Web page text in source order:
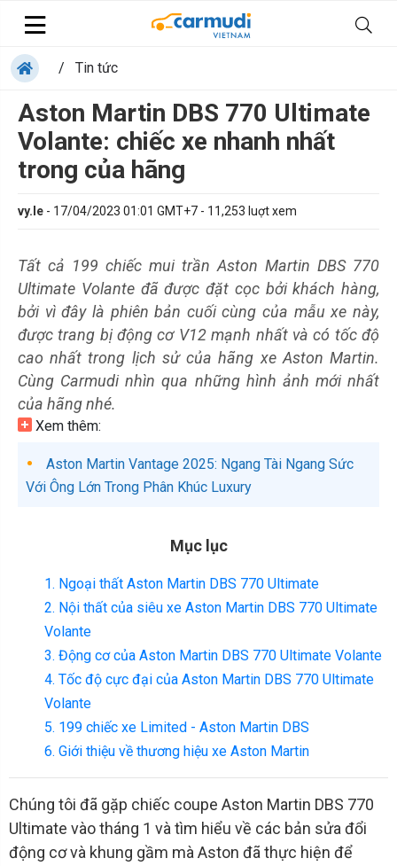
/ Tin tức
Aston Martin DBS 770 Ultimate
Volante: chiếc xe nhanh nhất
trong của hãng
vy.le - 17/04/2023 01:01 GMT+7 - 11,253 luợt xem
Tất cả 199 chiếc mui trần Aston Martin DBS 770
Ultimate Volante đã được đặt cọc bởi khách hàng,
bởi vì đây là phiên bản cuối cùng của mẫu xe này,
được trang bị động cơ V12 mạnh nhất và có tốc độ
cao nhất trong lịch sử của hãng xe Aston Martin.
Cùng Carmudi nhìn qua những hình ảnh mới nhất
của hãng nhé.
Xem thêm:
Aston Martin Vantage 2025: Ngang Tài Ngang Sức
Với Ông Lớn Trong Phân Khúc Luxury
Mục lục
1. Ngoại thất Aston Martin DBS 770 Ultimate
2. Nội thất của siêu xe Aston Martin DBS 770 Ultimate
Volante
3. Động cơ của Aston Martin DBS 770 Ultimate Volante
4. Tốc độ cực đại của Aston Martin DBS 770 Ultimate
Volante
5. 199 chiếc xe Limited - Aston Martin DBS
6. Giới thiệu về thương hiệu xe Aston Martin
Chúng tôi đã gặp chiếc coupe Aston Martin DBS 770
Ultimate vào tháng 1 và tìm hiểu về các bản sửa đổi
động cơ và khung gầm mà Aston đã thực hiện để